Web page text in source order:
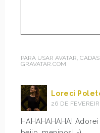
PARA USAR AVATAR,
GRAVATAR.COM
Loreci
26 DE
HAHAHAHAHA!